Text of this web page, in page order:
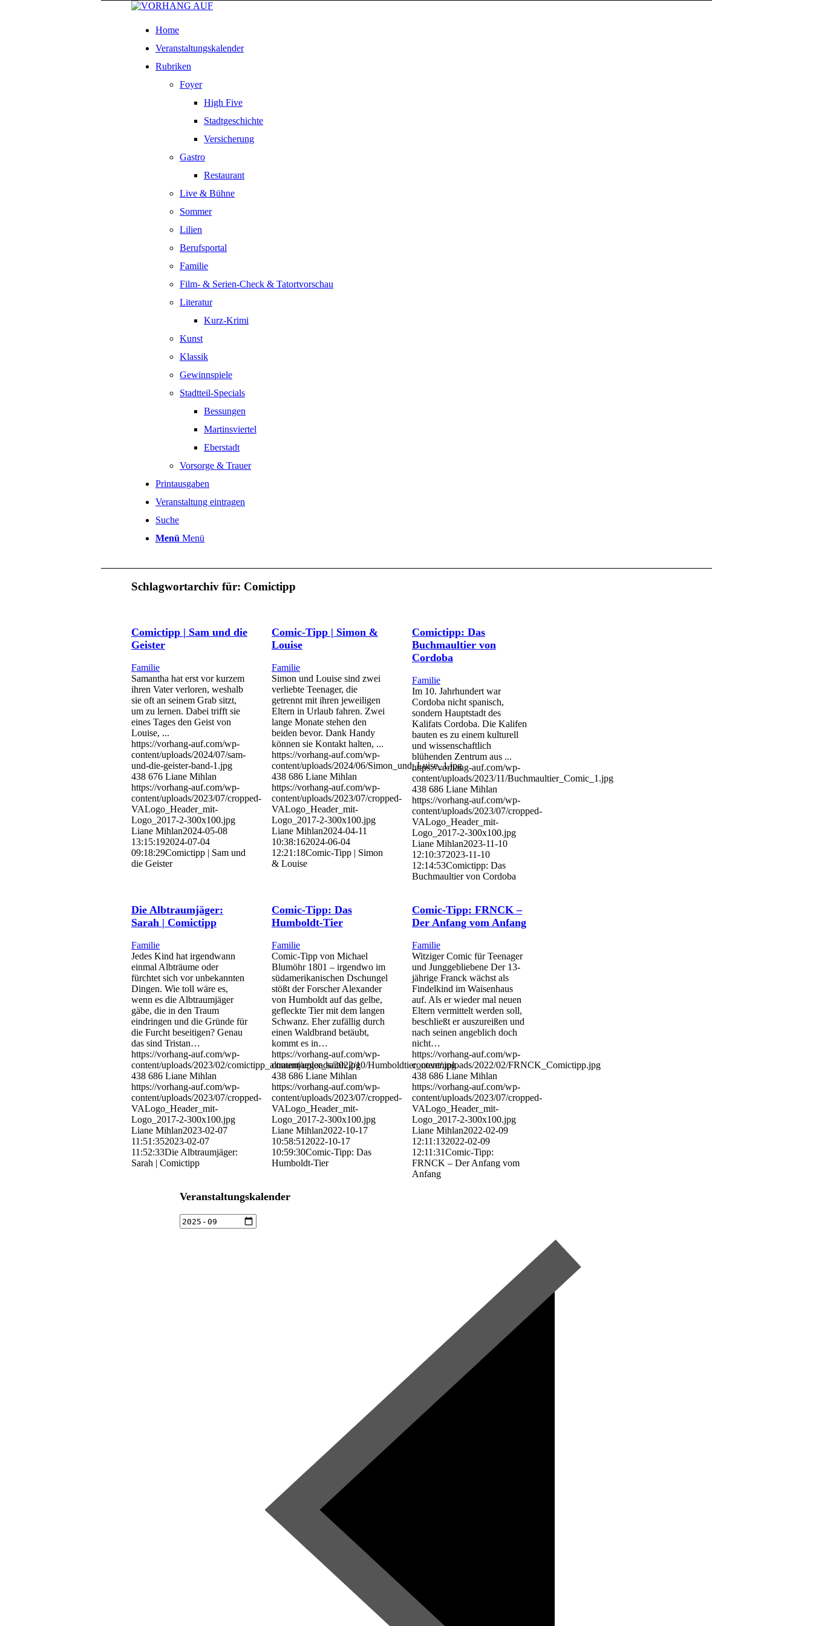
Home
Veranstaltungskalender
Rubriken
Foyer
High Five
Stadtgeschichte
Versicherung
Gastro
Restaurant
Live & Bühne
Sommer
Lilien
Berufsportal
Familie
Film- & Serien-Check & Tatortvorschau
Literatur
Kurz-Krimi
Kunst
Klassik
Gewinnspiele
Stadtteil-Specials
Bessungen
Martinsviertel
Eberstadt
Vorsorge & Trauer
Printausgaben
Veranstaltung eintragen
Suche
Menü Menü
Schlagwortarchiv für: Comictipp
Comictipp | Sam und die
Geister
Familie
Samantha hat erst vor kurzem
ihren Vater verloren, weshalb
sie oft an seinem Grab sitzt,
um zu lernen. Dabei trifft sie
eines Tages den Geist von
Louise, ...
https://vorhang-auf.com/wp-
content/uploads/2024/07/sam-
und-die-geister-band-1.jpg
438 676 Liane Mihlan
https://vorhang-auf.com/wp-
content/uploads/2023/07/cropped-
VALogo_Header_mit-
Logo_2017-2-300x100.jpg
Liane Mihlan2024-05-08
13:15:192024-07-04
09:18:29Comictipp | Sam und
die Geister
Comic-Tipp | Simon &
Louise
Familie
Simon und Louise sind zwei
verliebte Teenager, die
getrennt mit ihren jeweiligen
Eltern in Urlaub fahren. Zwei
lange Monate stehen den
beiden bevor. Dank Handy
können sie Kontakt halten, ...
https://vorhang-auf.com/wp-
content/uploads/2024/06/Simon_und_Luise_1.jpg
438 686 Liane Mihlan
https://vorhang-auf.com/wp-
content/uploads/2023/07/cropped-
VALogo_Header_mit-
Logo_2017-2-300x100.jpg
Liane Mihlan2024-04-11
10:38:162024-06-04
12:21:18Comic-Tipp | Simon
& Louise
Comictipp: Das
Buchmaultier von
Cordoba
Familie
Im 10. Jahrhundert war
Cordoba nicht spanisch,
sondern Hauptstadt des
Kalifats Cordoba. Die Kalifen
bauten es zu einem kulturell
und wissenschaftlich
blühenden Zentrum aus ...
https://vorhang-auf.com/wp-
content/uploads/2023/11/Buchmaultier_Comic_1.jpg
438 686 Liane Mihlan
https://vorhang-auf.com/wp-
content/uploads/2023/07/cropped-
VALogo_Header_mit-
Logo_2017-2-300x100.jpg
Liane Mihlan2023-11-10
12:10:372023-11-10
12:14:53Comictipp: Das
Buchmaultier von Cordoba
Die Albtraumjäger:
Sarah | Comictipp
Familie
Jedes Kind hat irgendwann
einmal Albträume oder
fürchtet sich vor unbekannten
Dingen. Wie toll wäre es,
wenn es die Albtraumjäger
gäbe, die in den Traum
eindringen und die Gründe für
die Furcht beseitigen? Genau
das sind Tristan…
https://vorhang-auf.com/wp-
content/uploads/2023/02/comictipp_altraumjaeger_sarah.jpg
438 686 Liane Mihlan
https://vorhang-auf.com/wp-
content/uploads/2023/07/cropped-
VALogo_Header_mit-
Logo_2017-2-300x100.jpg
Liane Mihlan2023-02-07
11:51:352023-02-07
11:52:33Die Albtraumjäger:
Sarah | Comictipp
Comic-Tipp: Das
Humboldt-Tier
Familie
Comic-Tipp von Michael
Blumöhr 1801 – irgendwo im
südamerikanischen Dschungel
stößt der Forscher Alexander
von Humboldt auf das gelbe,
gefleckte Tier mit dem langen
Schwanz. Eher zufällig durch
einen Waldbrand betäubt,
kommt es in…
https://vorhang-auf.com/wp-
content/uploads/2022/10/Humboldtier_cover.jpg
438 686 Liane Mihlan
https://vorhang-auf.com/wp-
content/uploads/2023/07/cropped-
VALogo_Header_mit-
Logo_2017-2-300x100.jpg
Liane Mihlan2022-10-17
10:58:512022-10-17
10:59:30Comic-Tipp: Das
Humboldt-Tier
Comic-Tipp: FRNCK –
Der Anfang vom Anfang
Familie
Witziger Comic für Teenager
und Junggebliebene Der 13-
jährige Franck wächst als
Findelkind im Waisenhaus
auf. Als er wieder mal neuen
Eltern vermittelt werden soll,
beschließt er auszureißen und
nach seinen angeblich doch
nicht…
https://vorhang-auf.com/wp-
content/uploads/2022/02/FRNCK_Comictipp.jpg
438 686 Liane Mihlan
https://vorhang-auf.com/wp-
content/uploads/2023/07/cropped-
VALogo_Header_mit-
Logo_2017-2-300x100.jpg
Liane Mihlan2022-02-09
12:11:132022-02-09
12:11:31Comic-Tipp:
FRNCK – Der Anfang vom
Anfang
Veranstaltungskalender